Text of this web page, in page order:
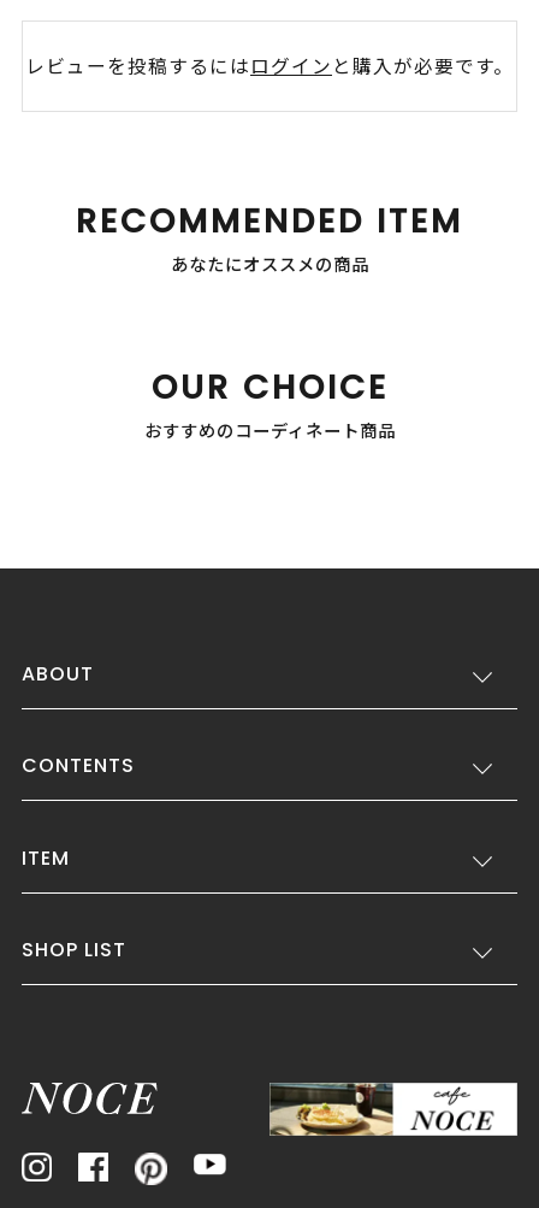
レビューを投稿するにはログイン と購入が必要です。
RECOMMENDED ITEM
あなたにオススメの商品
OUR CHOICE
おすすめのコーディネート商品
ABOUT
CONTENTS
ITEM
SHOP LIST